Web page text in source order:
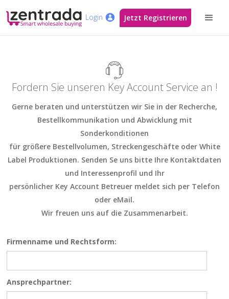
Login Jetzt Registrieren
Fordern Sie unseren Key Account Service an !
Gerne beraten und unterstützen wir Sie in der Recherche,
Bestellkommunikation und Abwicklung mit
Sonderkonditionen
für größere Bestellvolumen, Streckengeschäfte oder White
Label Produktionen. Senden Se uns bitte Ihre Kontaktdaten
und Interessenprofil und Ihr
persönlicher Key Account Betreuer meldet sich per Telefon
oder eMail.
Wir freuen uns auf die Zusammenarbeit.
Firmenname und Rechtsform:
Ansprechpartner: